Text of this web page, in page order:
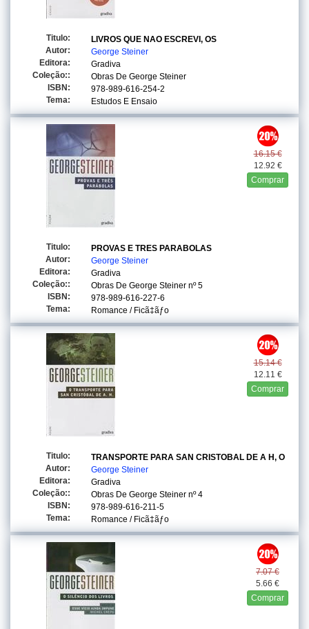
Titulo:
LIVROS QUE NAO ESCREVI, OS
Autor:
George Steiner
Editora:
Gradiva
Coleção::
Obras De George Steiner
ISBN:
978-989-616-254-2
Tema:
Estudos E Ensaio
16.15 €
12.92 €
Comprar
Titulo:
PROVAS E TRES PARABOLAS
Autor:
George Steiner
Editora:
Gradiva
Coleção::
Obras De George Steiner nº 5
ISBN:
978-989-616-227-6
Tema:
Romance / Ficã‡ãƒo
15.14 €
12.11 €
Comprar
Titulo:
TRANSPORTE PARA SAN CRISTOBAL DE A H, O
Autor:
George Steiner
Editora:
Gradiva
Coleção::
Obras De George Steiner nº 4
ISBN:
978-989-616-211-5
Tema:
Romance / Ficã‡ãƒo
7.07 €
5.66 €
Comprar